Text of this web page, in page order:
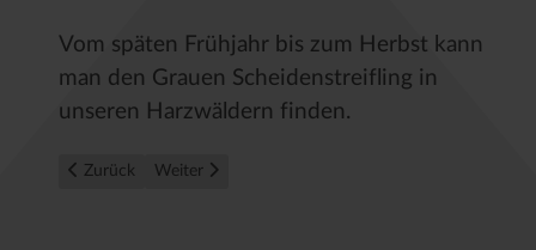
Vom späten Frühjahr bis zum Herbst kann
man den Grauen Scheidenstreifling in
unseren Harzwäldern finden.
Vorheriger Beitrag: Pilze aktuell - August 2023
Zurück Nächster Beitrag: Pilze aktuell - Juni 2023
Weiter